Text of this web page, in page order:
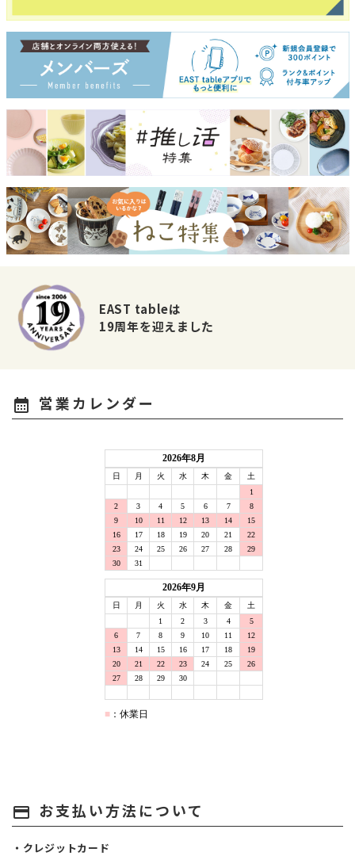
EAST tableは
19周年を迎えました
calendar_month 営業カレンダー
payment お支払い方法について
・クレジットカード